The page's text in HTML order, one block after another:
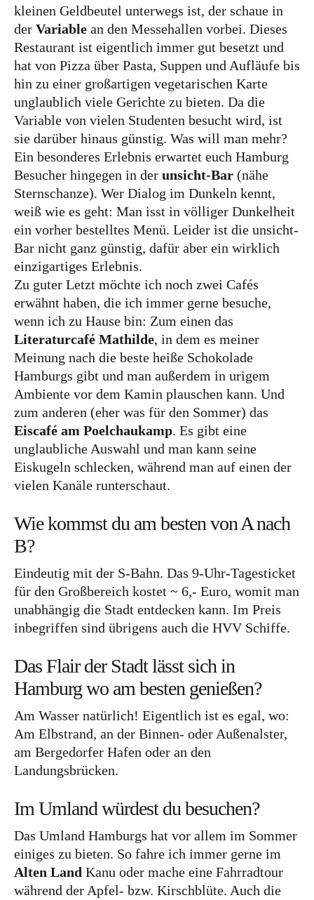
kleinen Geldbeutel unterwegs ist, der schaue in
der Variable an den Messehallen vorbei. Dieses
Restaurant ist eigentlich immer gut besetzt und
hat von Pizza über Pasta, Suppen und Aufläufe bis
hin zu einer großartigen vegetarischen Karte
unglaublich viele Gerichte zu bieten. Da die
Variable von vielen Studenten besucht wird, ist
sie darüber hinaus günstig. Was will man mehr?
Ein besonderes Erlebnis erwartet euch Hamburg
Besucher hingegen in der unsicht-Bar (nähe
Sternschanze). Wer Dialog im Dunkeln kennt,
weiß wie es geht: Man isst in völliger Dunkelheit
ein vorher bestelltes Menü. Leider ist die unsicht-
Bar nicht ganz günstig, dafür aber ein wirklich
einzigartiges Erlebnis.
Zu guter Letzt möchte ich noch zwei Cafés
erwähnt haben, die ich immer gerne besuche,
wenn ich zu Hause bin: Zum einen das
Literaturcafé Mathilde, in dem es meiner
Meinung nach die beste heiße Schokolade
Hamburgs gibt und man außerdem in urigem
Ambiente vor dem Kamin plauschen kann. Und
zum anderen (eher was für den Sommer) das
Eiscafé am Poelchaukamp. Es gibt eine
unglaubliche Auswahl und man kann seine
Eiskugeln schlecken, während man auf einen der
vielen Kanäle runterschaut.
Wie kommst du am besten von A nach
B?
Eindeutig mit der S-Bahn. Das 9-Uhr-Tagesticket
für den Großbereich kostet ~ 6,- Euro, womit man
unabhängig die Stadt entdecken kann. Im Preis
inbegriffen sind übrigens auch die HVV Schiffe.
Das Flair der Stadt lässt sich in
Hamburg wo am besten genießen?
Am Wasser natürlich! Eigentlich ist es egal, wo:
Am Elbstrand, an der Binnen- oder Außenalster,
am Bergedorfer Hafen oder an den
Landungsbrücken.
Im Umland würdest du besuchen?
Das Umland Hamburgs hat vor allem im Sommer
einiges zu bieten. So fahre ich immer gerne im
Alten Land Kanu oder mache eine Fahrradtour
während der Apfel- bzw. Kirschblüte. Auch die